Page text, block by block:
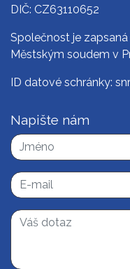
DIČ: CZ63110652
Společnost je
Městským soudem v
ID datové schránky:
Napište nám